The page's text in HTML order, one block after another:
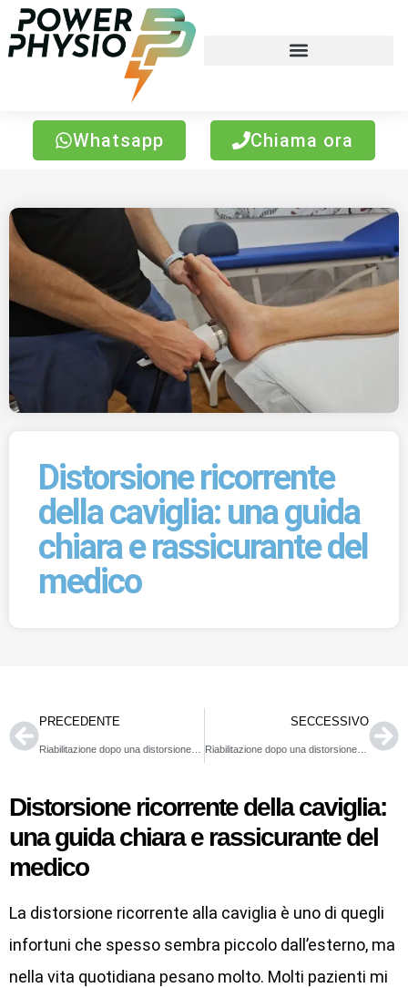
Chiama ora
Whatsapp
Distorsione ricorrente
della caviglia: una guida
chiara e rassicurante del
medico
PRECEDENTE SECCESSIVO
Riabilitazione dopo una distorsione alla caviglia: Esercizi per recuperare forza e stabilità
Distorsione ricorrente della caviglia:
una guida chiara e rassicurante del
medico
La distorsione ricorrente alla caviglia è uno di quegli
infortuni che spesso sembra piccolo dall’esterno, ma
nella vita quotidiana pesano molto. Molti pazienti mi